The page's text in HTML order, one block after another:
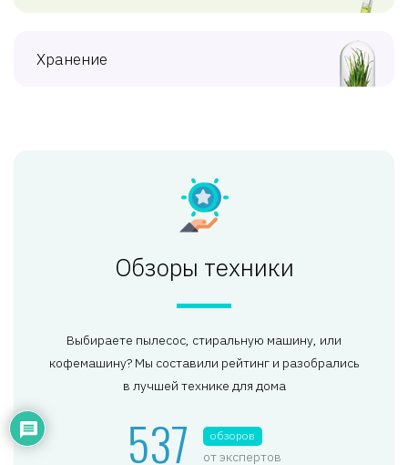
Хранение
Обзоры техники
Выбираете пылесос, стиральную машину, или
кофемашину? Мы составили рейтинг и разобрались
в лучшей технике для дома
537 обзоров
от экспертов